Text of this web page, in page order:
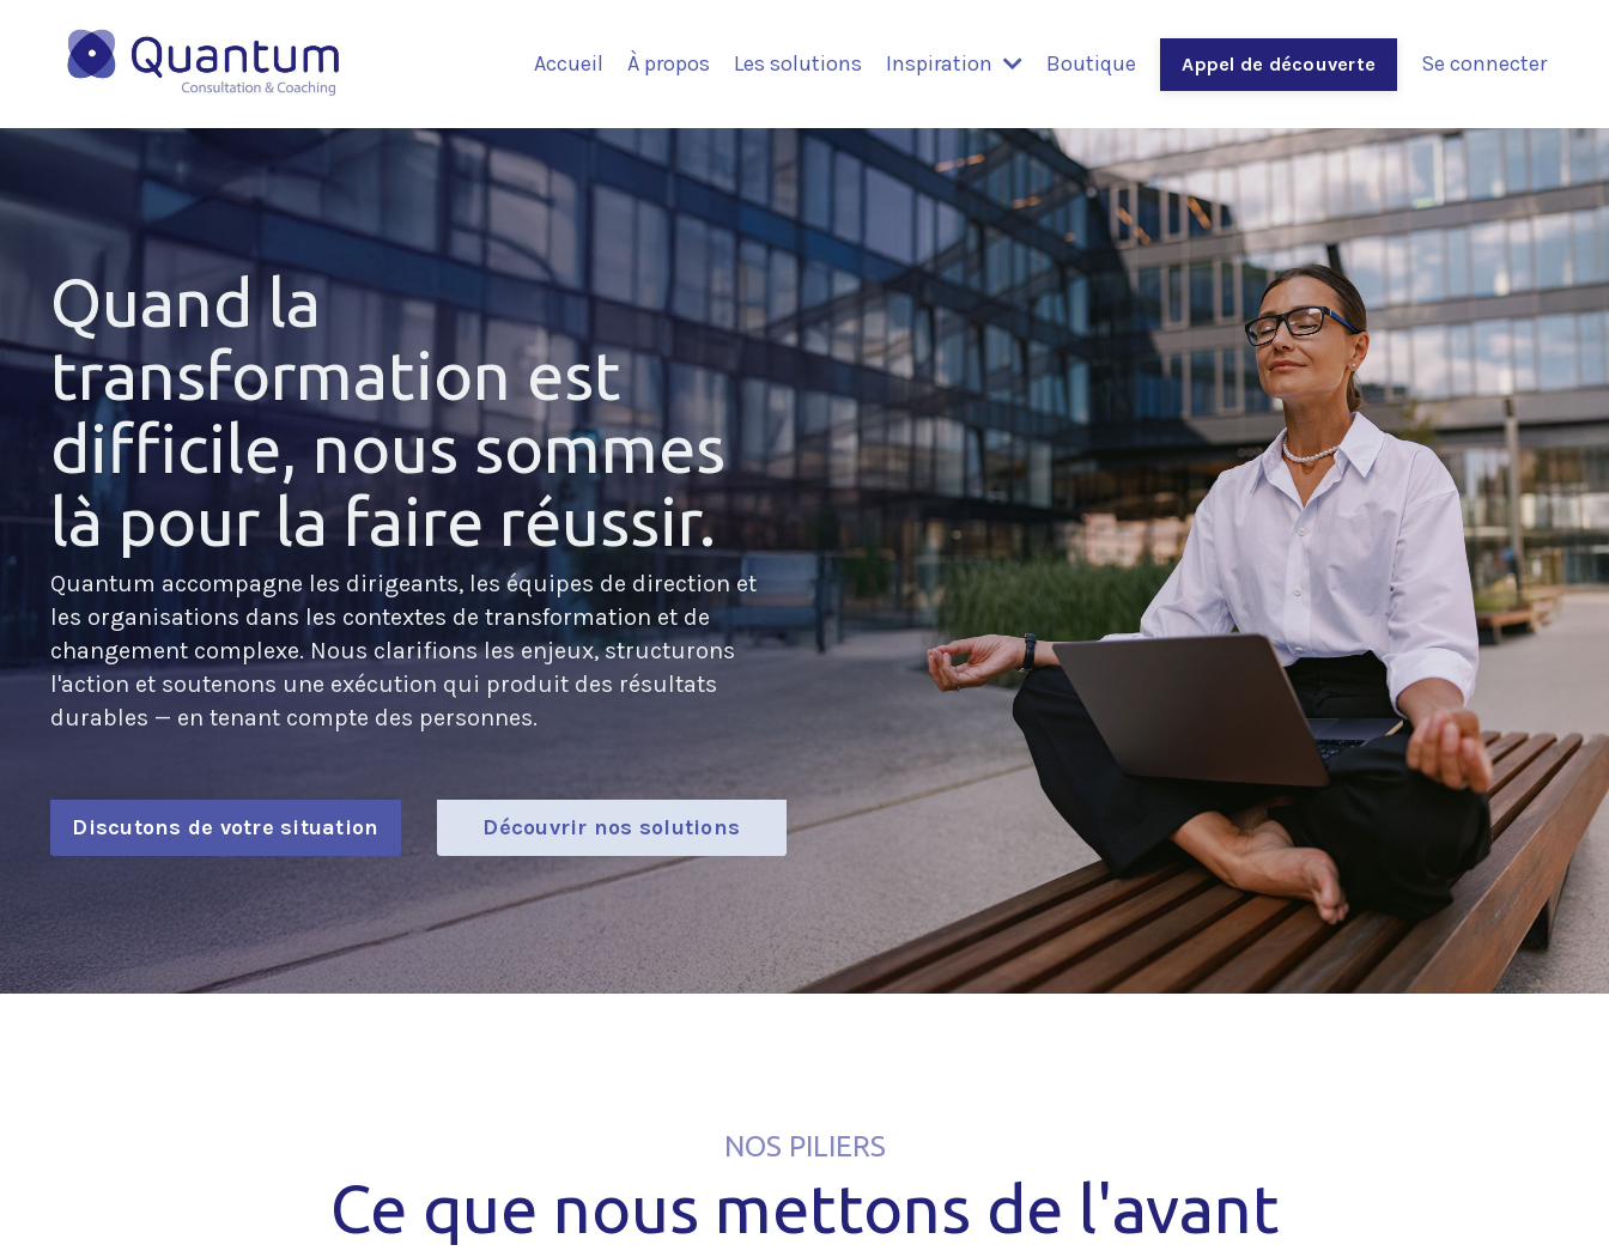
Accueil À propos Les solutions Inspiration Boutique Appel de découverte Se connecter
Quand la
transformation est
difficile, nous sommes
là pour la faire réussir.
Quantum accompagne les dirigeants, les équipes de direction et
les organisations dans les contextes de transformation et de
changement complexe. Nous clarifions les enjeux, structurons
l'action et soutenons une exécution qui produit des résultats
durables — en tenant compte des personnes.
Discutons de votre situation Découvrir nos solutions
NOS PILIERS
Ce que nous mettons de l'avant